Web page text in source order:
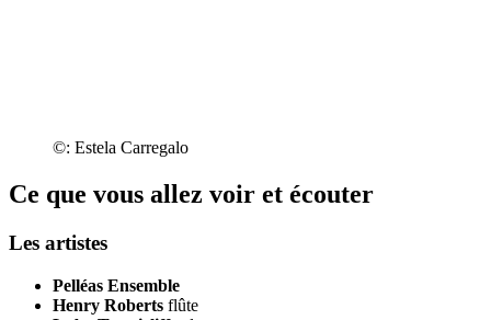
©: Estela Carregalo
Ce que vous allez voir et écouter
Les artistes
Pelléas Ensemble
Henry Roberts flûte